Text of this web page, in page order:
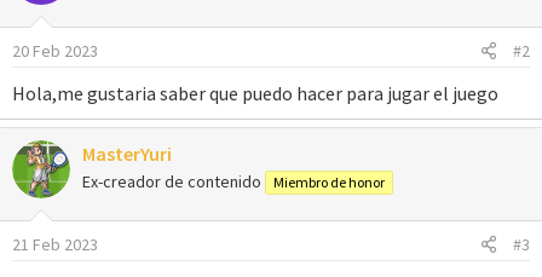
o
n
s
:
20 Feb 2023 #2
Hola,me gustaria saber que puedo hacer para jugar el juego
MasterYuri
Ex-creador de contenido Miembro de honor
21 Feb 2023 #3